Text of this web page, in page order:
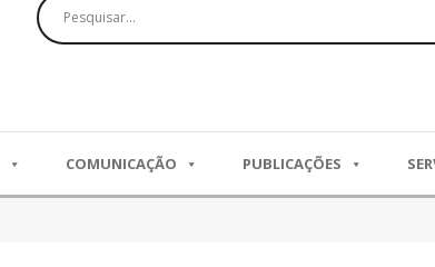
Pesquisar
COMUNICAÇÃO PUBLICAÇÕES